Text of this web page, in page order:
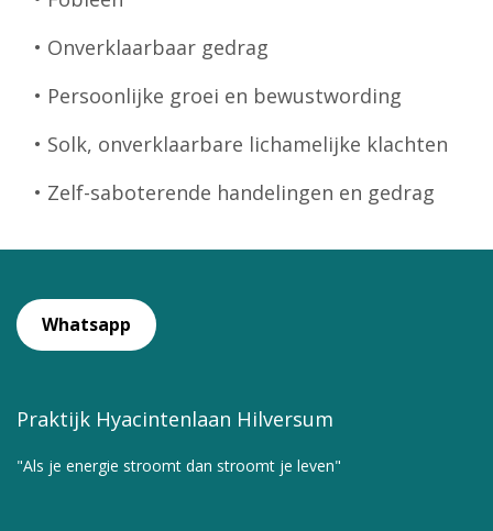
• Onverklaarbaar gedrag
• Persoonlijke groei en bewustwording
• Solk, onverklaarbare lichamelijke klachten
• Zelf-saboterende handelingen en gedrag
Whatsapp
Praktijk Hyacintenlaan Hilversum
"Als je energie stroomt dan stroomt je leven"